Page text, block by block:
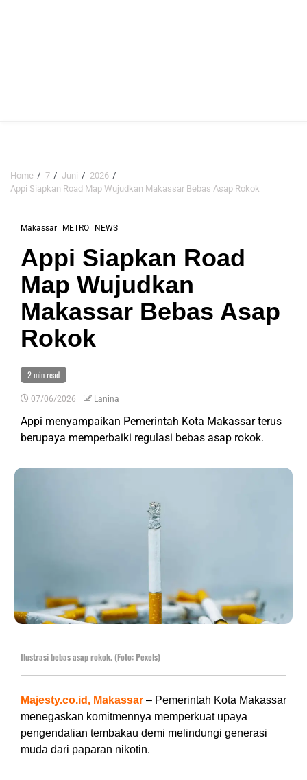
Home 7 Juni
2026
Appi Siapkan Road Map Wujudkan Makassar Bebas Asap Rokok
Makassar METRO NEWS
Appi Siapkan Road
Map Wujudkan
Makassar Bebas Asap
Rokok
2 min read
07/06/2026 Lanina
Appi menyampaikan Pemerintah Kota Makassar terus
berupaya memperbaiki regulasi bebas asap rokok.
Ilustrasi bebas asap rokok. (Foto: Pexels)
Majesty.co.id, Makassar – Pemerintah Kota Makassar
menegaskan komitmennya memperkuat upaya
pengendalian tembakau demi melindungi generasi
muda dari paparan nikotin.